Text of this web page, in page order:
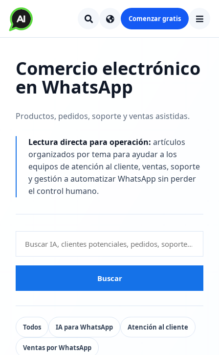
Comenzar gratis
Comercio electrónico
en WhatsApp
Productos, pedidos, soporte y ventas asistidas.
Lectura directa para operación: artículos
organizados por tema para ayudar a los
equipos de atención al cliente, ventas, soporte
y gestión a automatizar WhatsApp sin perder
el control humano.
Buscar
Todos IA para WhatsApp Atención al cliente
Ventas por WhatsApp